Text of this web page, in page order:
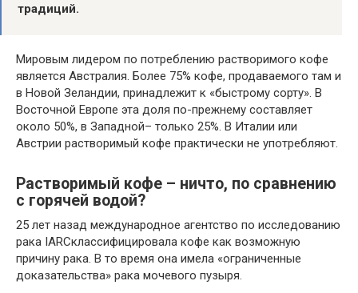
традиций.
Мировым лидером по потреблению растворимого кофе
является Австралия. Более 75% кофе, продаваемого там и
в Новой Зеландии, принадлежит к «быстрому сорту». В
Восточной Европе эта доля по-прежнему составляет
около 50%, в Западной– только 25%. В Италии или
Австрии растворимый кофе практически не употребляют.
Растворимый кофе – ничто, по сравнению
с горячей водой?
25 лет назад международное агентство по исследованию
рака IARCклассифицировала кофе как возможную
причину рака. В то время она имела «ограниченные
доказательства» рака мочевого пузыря.